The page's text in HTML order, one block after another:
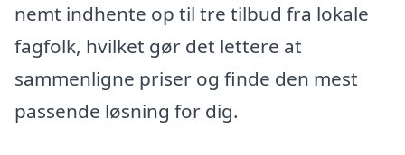
nemt indhente op til tre tilbud fra lokale
fagfolk, hvilket gør det lettere at
sammenligne priser og finde den mest
passende løsning for dig.